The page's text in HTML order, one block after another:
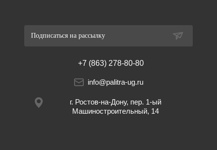
Подписаться на рассылку
+7 (863) 278-80-80
info@palitra-ug.ru
г. Ростов-на-Дону, пер. 1-ый
Машиностроительный, 14